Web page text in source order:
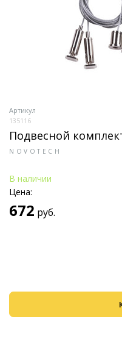
Артикул
135116
Подвесной
NOVOTECH
В наличии
Цена:
672 руб.